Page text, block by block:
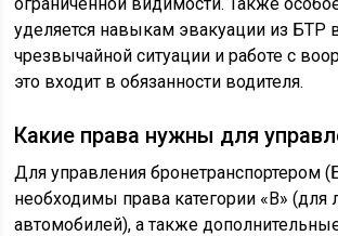
уделяется навыкам эвакуации из БТР
чрезвычайной ситуации и работе с
это входит в обязанности водителя.
Какие права нужны для
Для управления бронетранспортером
необходимы права категории «В» (для
автомобилей), а также